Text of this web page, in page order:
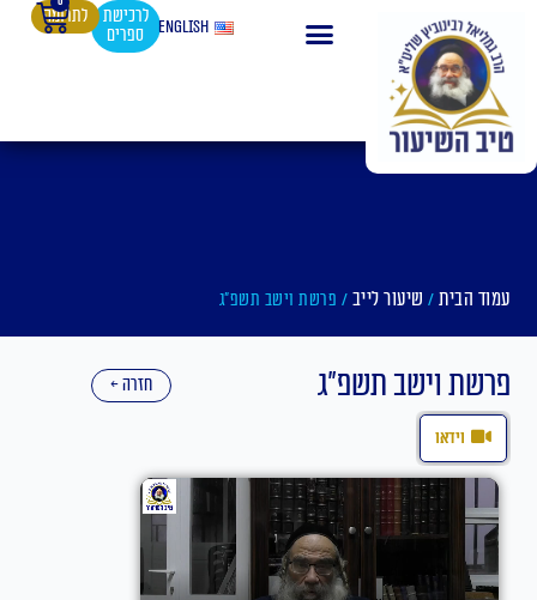
English
לרכישת
ספרים
לתרומה
עגלת
עמוד הבית/ שיעור לייב / פרשת וישב תשפ"ג
פרשת וישב תשפ"ג חזרה ←
וידאו